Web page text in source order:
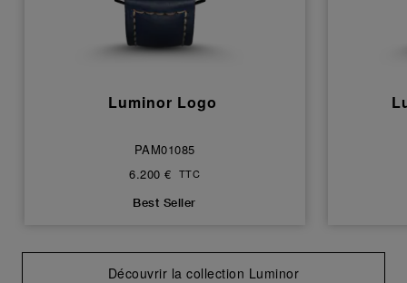
Luminor Logo
PAM01085
6.200 € TTC
Best Seller
Découvrir la collection Luminor